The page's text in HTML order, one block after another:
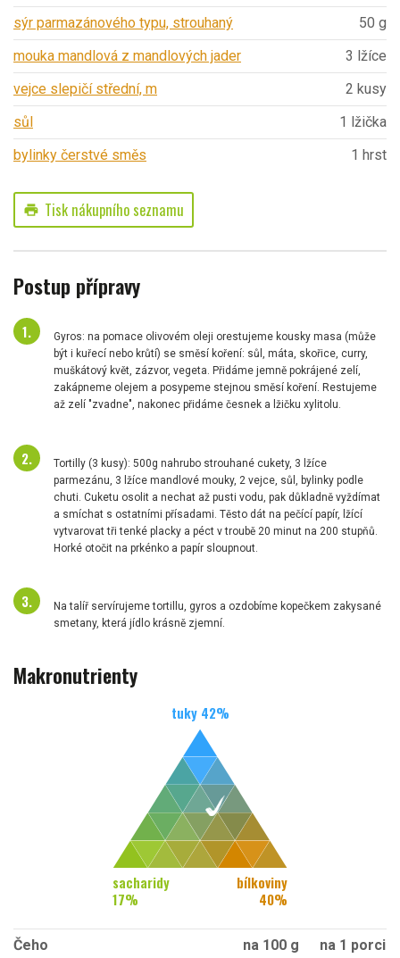
sýr parmazánového typu, strouhaný
50 g
mouka mandlová z mandlových jader
3 lžíce
vejce slepičí střední, m
2 kusy
sůl
1 lžička
bylinky čerstvé směs
1 hrst
print Tisk nákupního seznamu
Postup přípravy
Gyros: na pomace olivovém oleji orestujeme kousky masa (může
být i kuřecí nebo krůtí) se směsí koření: sůl, máta, skořice, curry,
muškátový květ, zázvor, vegeta. Přidáme jemně pokrájené zelí,
zakápneme olejem a posypeme stejnou směsí koření. Restujeme
až zelí "zvadne", nakonec přidáme česnek a lžičku xylitolu.
Tortilly (3 kusy): 500g nahrubo strouhané cukety, 3 lžíce
parmezánu, 3 lžíce mandlové mouky, 2 vejce, sůl, bylinky podle
chuti. Cuketu osolit a nechat až pusti vodu, pak důkladně vyždímat
a smíchat s ostatními přísadami. Těsto dát na pečící papír, lžící
vytvarovat tři tenké placky a péct v troubě 20 minut na 200 stupňů.
Horké otočit na prkénko a papír sloupnout.
Na talíř servírujeme tortillu, gyros a ozdobíme kopečkem zakysané
smetany, která jídlo krásně zjemní.
Makronutrienty
tuky 42%
sacharidy
17%
bílkoviny
40%
Čeho na 100 g na 1 porci